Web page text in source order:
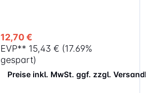
12,70 €
EVP** 15,43 € (17.69%
gespart)
Preise inkl. MwSt. ggf. zzgl.